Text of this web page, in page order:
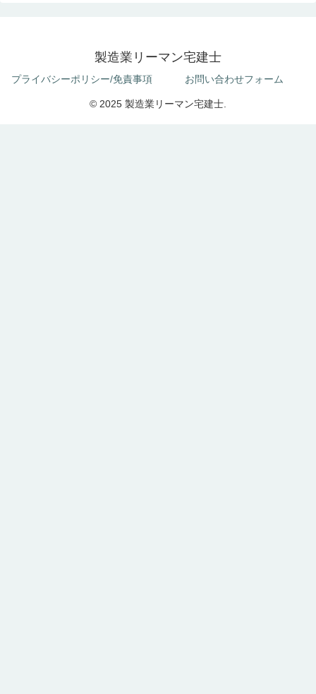
製造業リーマン宅建士
プライバシーポリシー/免責事項 お問い合わせフォーム
© 2025 製造業リーマン宅建士.